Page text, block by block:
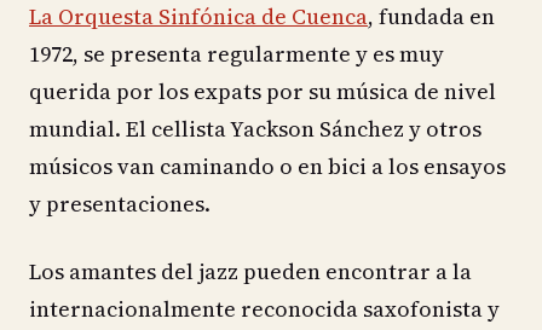
La Orquesta Sinfónica de Cuenca, fundada en
1972, se presenta regularmente y es muy
querida por los expats por su música de nivel
mundial. El cellista Yackson Sánchez y otros
músicos van caminando o en bici a los ensayos
y presentaciones.
Los amantes del jazz pueden encontrar a la
internacionalmente reconocida saxofonista y